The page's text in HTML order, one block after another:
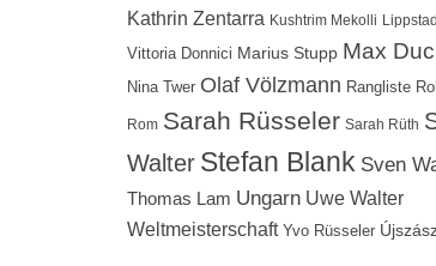
Kathrin Zentarra Kushtrim Mekolli
Vittoria Donnici Marius Stupp Max
Nina Twer Olaf Völzmann Rangliste
Rom Sarah Rüsseler Sarah Rüth
Walter Stefan Blank Sven
Thomas Lam Ungarn Uwe Walter
Weltmeisterschaft Yvo Rüsseler